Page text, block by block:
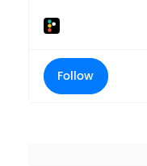
Follow